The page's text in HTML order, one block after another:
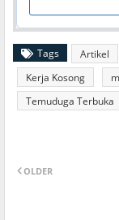
Tags Artikel
Kerja Kosong
Temuduga Terbuka
OLDER